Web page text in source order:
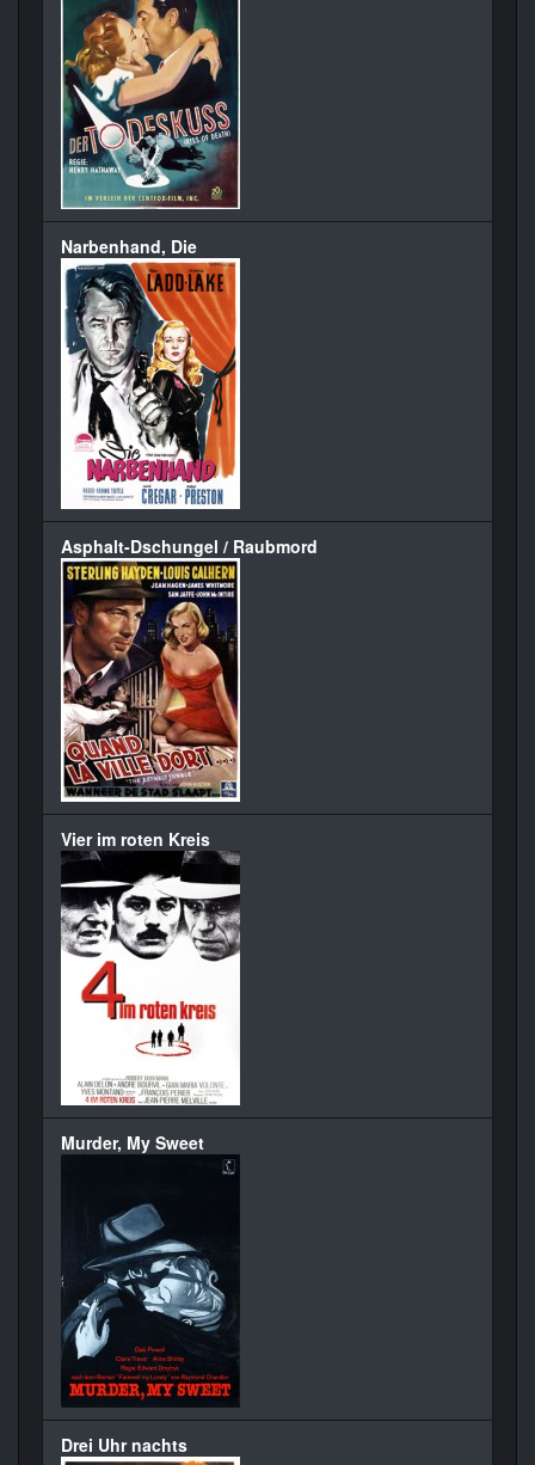
Narbenhand, Die
Asphalt-Dschungel / Raubmord
Vier im roten Kreis
Murder, My Sweet
Drei Uhr nachts